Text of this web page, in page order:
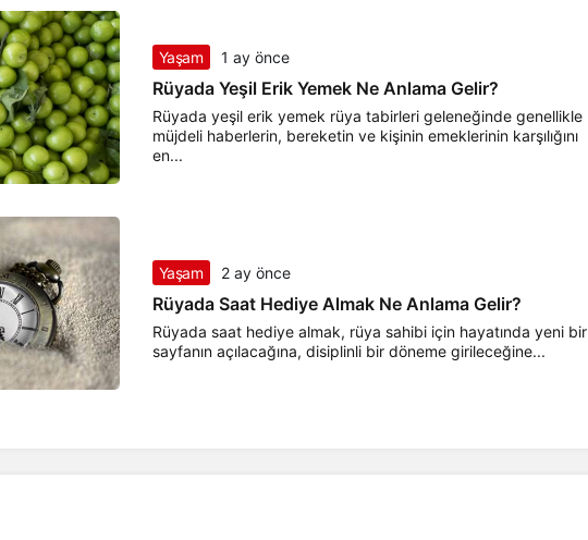
Yaşam 1 ay önce
Rüyada Yeşil Erik Yemek Ne Anlama Gelir?
Rüyada yeşil erik yemek rüya tabirleri geleneğinde genellikle
müjdeli haberlerin, bereketin ve kişinin emeklerinin karşılığını
en...
Yaşam 2 ay önce
Rüyada Saat Hediye Almak Ne Anlama Gelir?
Rüyada saat hediye almak, rüya sahibi için hayatında yeni bir
sayfanın açılacağına, disiplinli bir döneme girileceğine...